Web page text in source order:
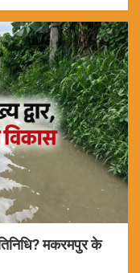
मकरमपुर के